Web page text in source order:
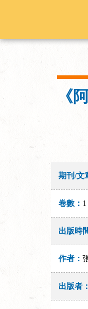
《
期刊/文
卷數： 1
出版時
作者：
出版者